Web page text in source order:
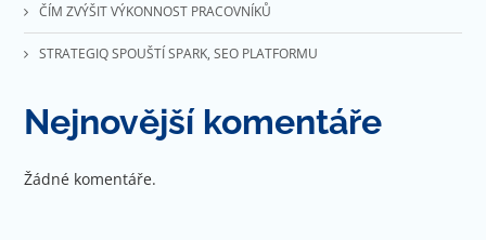
ČÍM ZVÝŠIT VÝKONNOST PRACOVNÍKŮ
STRATEGIQ SPOUŠTÍ SPARK, SEO PLATFORMU
Nejnovější komentáře
Žádné komentáře.